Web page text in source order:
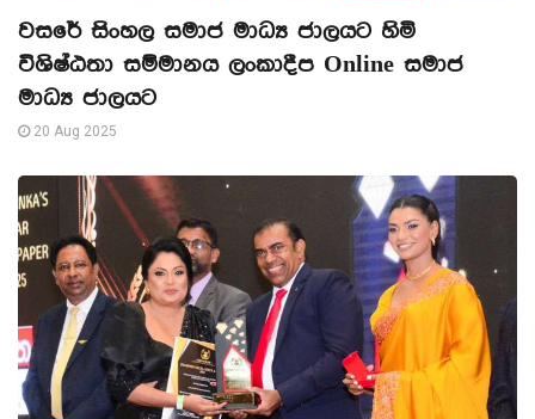
වසරේ සිංහල සමාජ මාධ්‍ය ජාලයට හිමි
විශිෂ්ඨතා සම්මානය ලංකාදීප Online සමාජ
මාධ්‍ය ජාලයට
20 Aug 2025